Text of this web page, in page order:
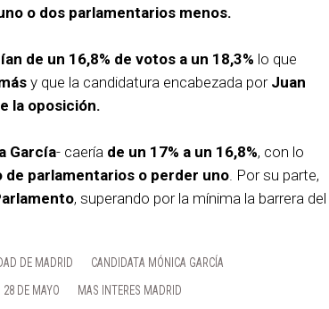
o dos parlamentarios menos.
de un 16,8% de votos a un 18,3% lo que
y que la candidatura encabezada por Juan
la oposición.
García- caería de un 17% a un 16,8%, con lo
de parlamentarios o perder uno. Por su parte,
, superando por la mínima la barrera del
DE MADRID
CANDIDATA MÓNICA GARCÍA
28 DE MAYO
MAS INTERES MADRID